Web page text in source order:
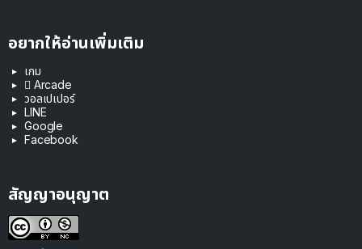
อยากให้อ่านเพิ่มเติม
เกม
 Arcade
วอลเปเปอร์
LINE
Google
Facebook
สัญญาอนุญาต